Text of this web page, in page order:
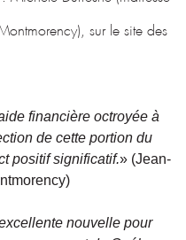
sur le site des
financière octroyée à
de cette portion du
positif significatif.» (Jean-
nouvelle pour